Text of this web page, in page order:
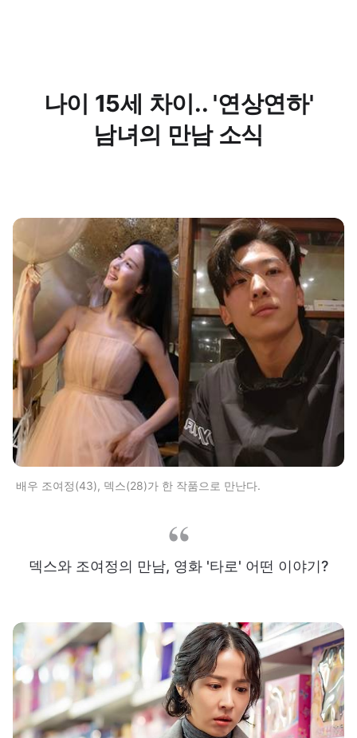
나이 15세 차이.. '연상연하'
남녀의 만남 소식
배우 조여정(43), 덱스(28)가 한 작품으로 만난다.
덱스와 조여정의 만남, 영화 '타로' 어떤 이야기?